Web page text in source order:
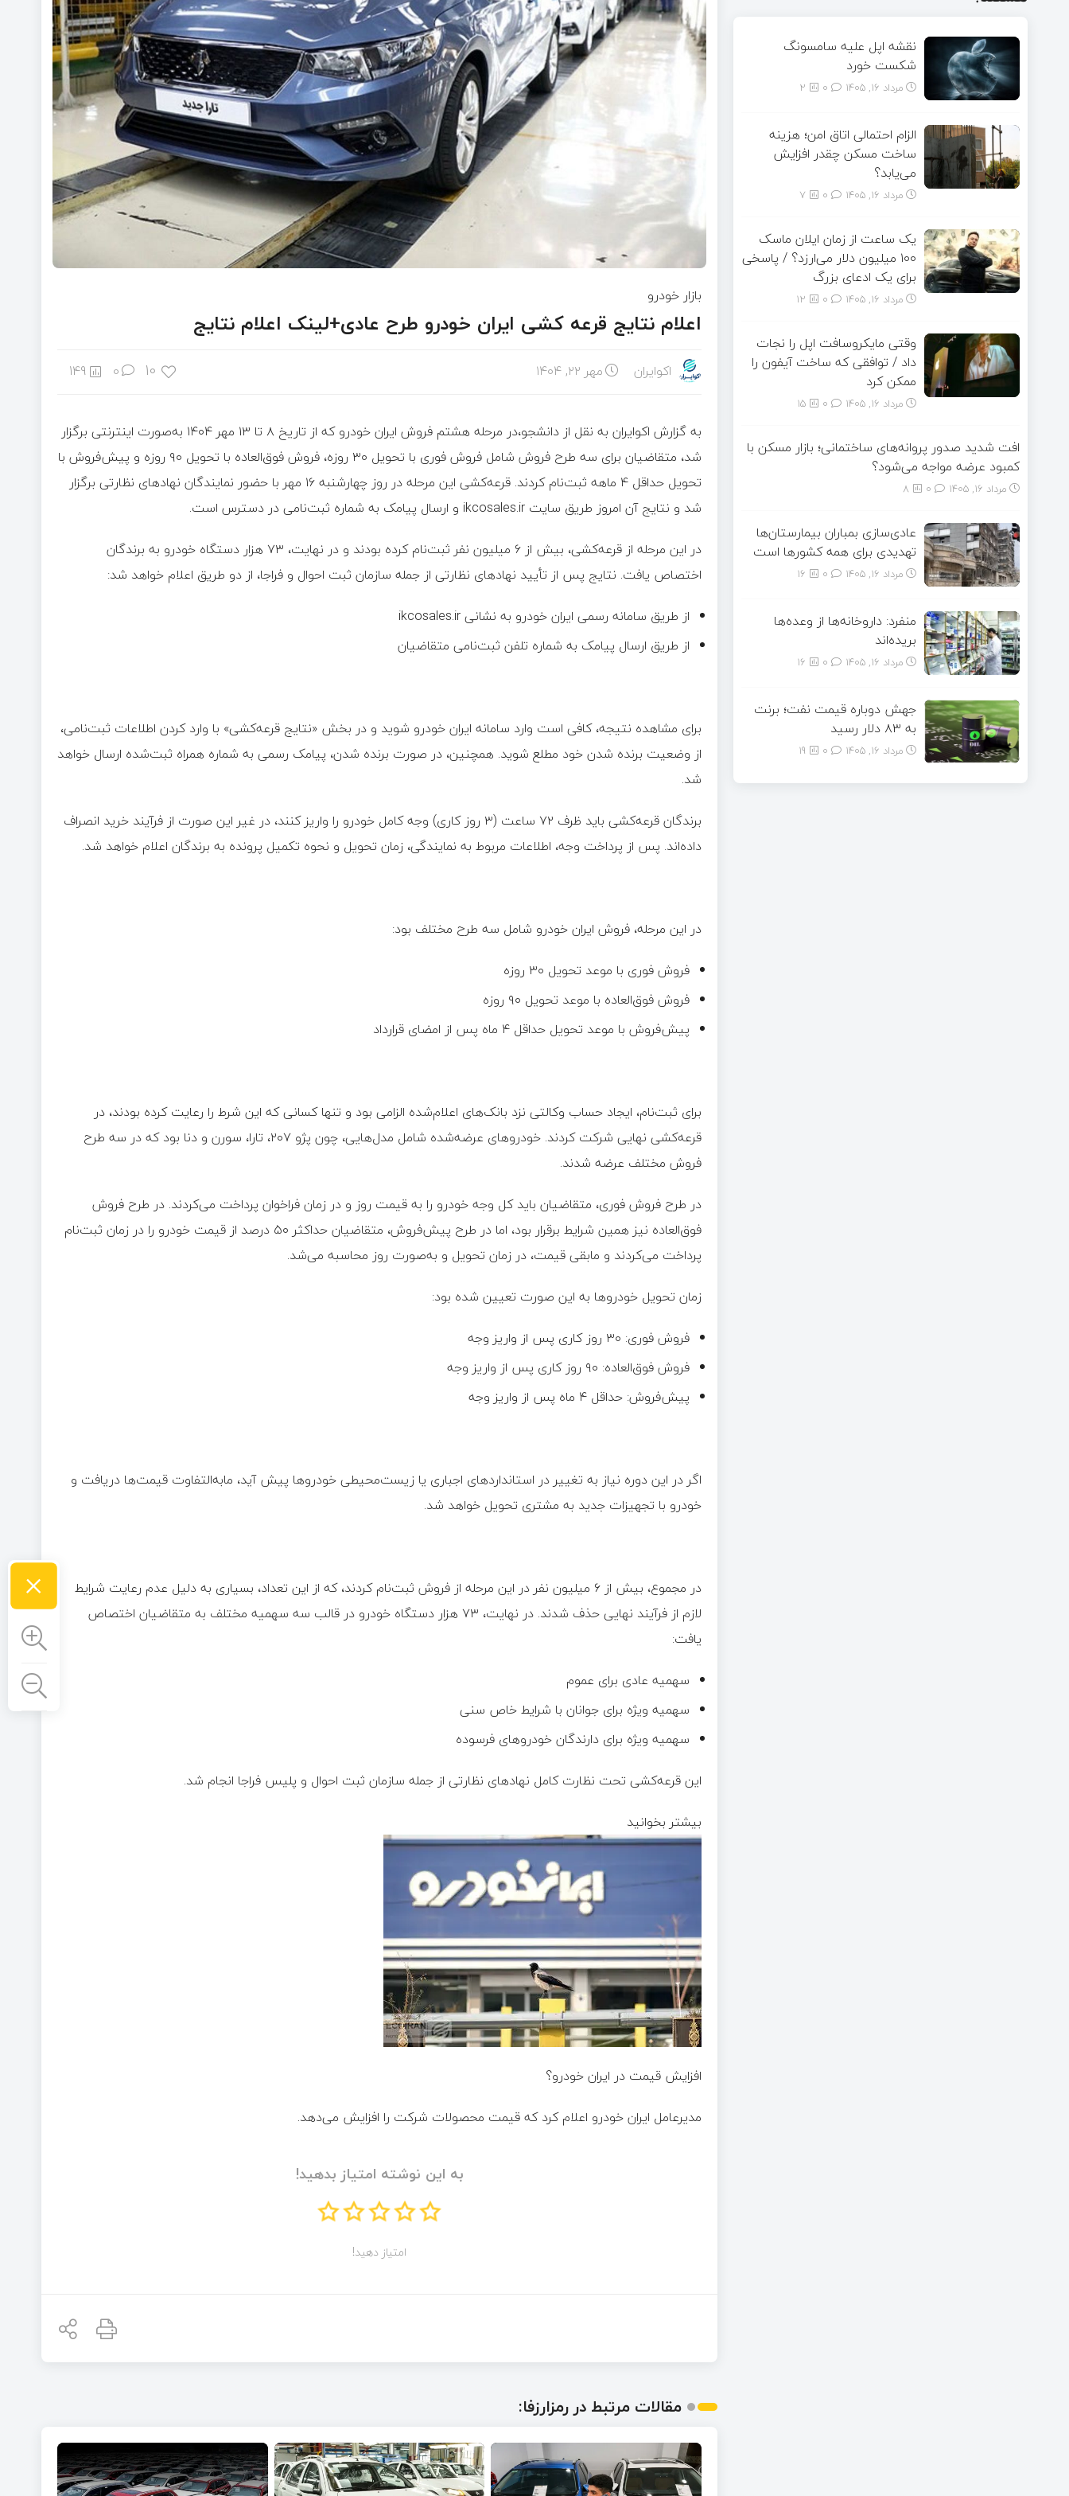
بازار خودرو
اعلام نتایج قرعه کشی ایران خودرو طرح عادی+لینک اعلام نتایج
اکوایران مهر ۲۲, ۱۴۰۴ 10
0
149
به گزارش اکوایران به نقل از دانشجو،در مرحله هشتم فروش ایران خودرو که از تاریخ ۸ تا ۱۳ مهر ۱۴۰۴ به‌صورت اینترنتی برگزار
شد، متقاضیان برای سه طرح فروش شامل فروش فوری با تحویل ۳۰ روزه، فروش فوق‌العاده با تحویل ۹۰ روزه و پیش‌فروش با
تحویل حداقل ۴ ماهه ثبت‌نام کردند. قرعه‌کشی این مرحله در روز چهارشنبه ۱۶ مهر با حضور نمایندگان نهاد‌های نظارتی برگزار
شد و نتایج آن امروز طریق سایت ikcosales.ir و ارسال پیامک به شماره ثبت‌نامی در دسترس است.
در این مرحله از قرعه‌کشی، بیش از ۶ میلیون نفر ثبت‌نام کرده بودند و در نهایت، ۷۳ هزار دستگاه خودرو به برندگان
اختصاص یافت. نتایج پس از تأیید نهاد‌های نظارتی از جمله سازمان ثبت احوال و فراجا، از دو طریق اعلام خواهد شد:
از طریق سامانه رسمی ایران خودرو به نشانی ikcosales.ir
از طریق ارسال پیامک به شماره تلفن ثبت‌نامی متقاضیان
برای مشاهده نتیجه، کافی است وارد سامانه ایران خودرو شوید و در بخش «نتایج قرعه‌کشی» با وارد کردن اطلاعات ثبت‌نامی،
از وضعیت برنده شدن خود مطلع شوید. همچنین، در صورت برنده شدن، پیامک رسمی به شماره همراه ثبت‌شده ارسال خواهد
شد.
برندگان قرعه‌کشی باید ظرف ۷۲ ساعت (۳ روز کاری) وجه کامل خودرو را واریز کنند، در غیر این صورت از فرآیند خرید انصراف
داده‌اند. پس از پرداخت وجه، اطلاعات مربوط به نمایندگی، زمان تحویل و نحوه تکمیل پرونده به برندگان اعلام خواهد شد.
در این مرحله، فروش ایران خودرو شامل سه طرح مختلف بود:
فروش فوری با موعد تحویل ۳۰ روزه
فروش فوق‌العاده با موعد تحویل ۹۰ روزه
پیش‌فروش با موعد تحویل حداقل ۴ ماه پس از امضای قرارداد
برای ثبت‌نام، ایجاد حساب وکالتی نزد بانک‌های اعلام‌شده الزامی بود و تنها کسانی که این شرط را رعایت کرده بودند، در
قرعه‌کشی نهایی شرکت کردند. خودرو‌های عرضه‌شده شامل مدل‌هایی، چون پژو ۲۰۷، تارا، سورن و دنا بود که در سه طرح
فروش مختلف عرضه شدند.
در طرح فروش فوری، متقاضیان باید کل وجه خودرو را به قیمت روز و در زمان فراخوان پرداخت می‌کردند. در طرح فروش
فوق‌العاده نیز همین شرایط برقرار بود، اما در طرح پیش‌فروش، متقاضیان حداکثر ۵۰ درصد از قیمت خودرو را در زمان ثبت‌نام
پرداخت می‌کردند و مابقی قیمت، در زمان تحویل و به‌صورت روز محاسبه می‌شد.
زمان تحویل خودرو‌ها به این صورت تعیین شده بود:
فروش فوری: ۳۰ روز کاری پس از واریز وجه
فروش فوق‌العاده: ۹۰ روز کاری پس از واریز وجه
پیش‌فروش: حداقل ۴ ماه پس از واریز وجه
اگر در این دوره نیاز به تغییر در استاندارد‌های اجباری یا زیست‌محیطی خودرو‌ها پیش آید، مابه‌التفاوت قیمت‌ها دریافت و
خودرو با تجهیزات جدید به مشتری تحویل خواهد شد.
در مجموع، بیش از ۶ میلیون نفر در این مرحله از فروش ثبت‌نام کردند، که از این تعداد، بسیاری به دلیل عدم رعایت شرایط
لازم از فرآیند نهایی حذف شدند. در نهایت، ۷۳ هزار دستگاه خودرو در قالب سه سهمیه مختلف به متقاضیان اختصاص
یافت:
سهمیه عادی برای عموم
سهمیه ویژه برای جوانان با شرایط خاص سنی
سهمیه ویژه برای دارندگان خودرو‌های فرسوده
این قرعه‌کشی تحت نظارت کامل نهاد‌های نظارتی از جمله سازمان ثبت احوال و پلیس فراجا انجام شد.
بیشتر بخوانید
افزایش قیمت در ایران خودرو؟
مدیرعامل ایران خودرو اعلام کرد که قیمت محصولات شرکت را افزایش می‌دهد.
به این نوشته امتیاز بدهید!
امتیاز دهید!
مقالات مرتبط در رمزارزفا:
نقشه اپل علیه سامسونگ
شکست خورد
مرداد ۱۶, ۱۴۰۵ 2
الزام احتمالی اتاق امن؛ هزینه
ساخت مسکن چقدر افزایش
می‌یابد؟
مرداد ۱۶, ۱۴۰۵ 7
یک ساعت از زمان ایلان ماسک
۱۰۰ میلیون دلار می‌ارزد؟ / پاسخی
برای یک ادعای بزرگ
مرداد ۱۶, ۱۴۰۵ 12
وقتی مایکروسافت اپل را نجات
داد / توافقی که ساخت آیفون را
ممکن کرد
مرداد ۱۶, ۱۴۰۵ 15
افت شدید صدور پروانه‌های ساختمانی؛ بازار مسکن با
کمبود عرضه مواجه می‌شود؟
مرداد ۱۶, ۱۴۰۵ 8
عادی‌سازی بمباران بیمارستان‌ها
تهدیدی برای همه کشورها است
مرداد ۱۶, ۱۴۰۵ 16
منفرد: داروخانه‌ها از وعده‌ها
بریده‌اند
مرداد ۱۶, ۱۴۰۵ 16
جهش دوباره قیمت نفت؛ برنت
به ۸۳ دلار رسید
مرداد ۱۶, ۱۴۰۵ 19
×